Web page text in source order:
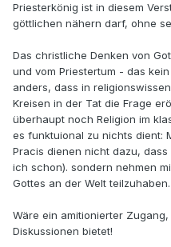
Priesterkönig ist in diesem
göttlichen nähern darf, ohne
Das christliche Denken von
und vom Priestertum - das
anders, dass in
Kreisen in der Tat die Frage
überhaupt noch Religion im
es funktuional zu nichts dient:
Pracis dienen nicht dazu,
ich schon). sondern nehmen
Gottes an der Welt teilzuhaben.
Wäre ein amitionierter
Diskussionen bietet!